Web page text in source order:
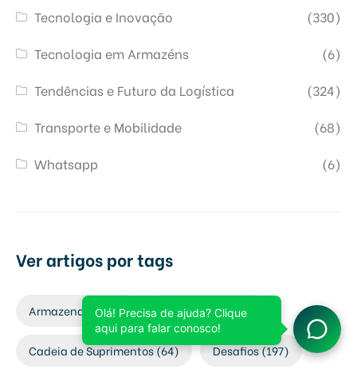
Tecnologia e Inovação
(330)
Tecnologia em Armazéns
(6)
Tendências e Futuro da Logística
(324)
Transporte e Mobilidade
(68)
Whatsapp
(6)
Ver artigos por tags
Armazenagem(6) Automação(324)
Cadeia de Suprimentos(64) Desafios(197)